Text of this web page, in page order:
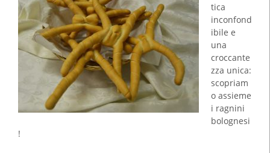
tica
inconfond
ibile e
una
croccante
zza unica:
scopriam
o assieme
i ragnini
bolognesi
!